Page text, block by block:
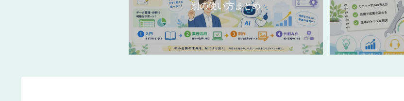
別の使い方まとめ